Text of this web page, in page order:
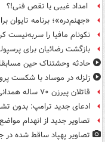
امداد غیبی یا نقص فنی!؟
«جهنم‌دره»؛ برنامه تایوان
نکونام مافیا را سربه‌نیست
بازگشت رضائیان برای
حادثه وحشتناک حین
زلزله در موساد با شکست
قاتلان پیرزن ۷۰ ساله همدانی با ۵۰ گرم طلا دستگیر شدند
ادعای جدید ترامپ: بدون
تصاویر جدید از انهدام
تصاویر پهپاد ساقط شده در